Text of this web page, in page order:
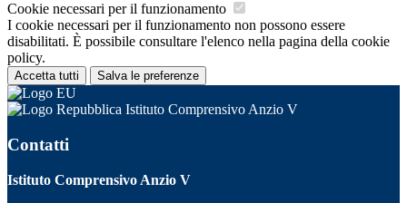
Cookie necessari per il funzionamento
I cookie necessari per il funzionamento non possono essere
disabilitati. È possibile consultare l'elenco nella pagina della cookie
policy.
Accetta tutti Salva le preferenze
Istituto Comprensivo Anzio V
Contatti
Istituto Comprensivo Anzio V